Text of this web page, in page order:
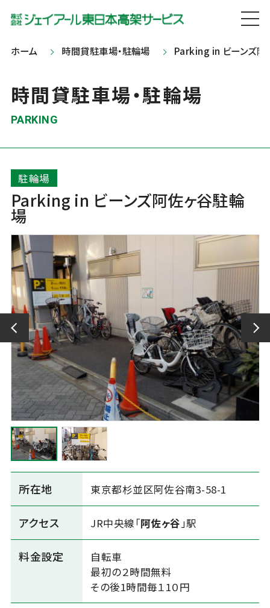
ホーム 時間貸駐車場・駐輪場 Parking in ビーンズ阿
時間貸駐車場・駐輪場
PARKING
駐輪場
Parking in ビーンズ阿佐ヶ谷駐輪
場
所在地 東京都杉並区阿佐谷南3-58-1
アクセス JR中央線「阿佐ヶ谷」駅
料金設定
自転車
最初の２時間無料
その後1時間毎１1０円